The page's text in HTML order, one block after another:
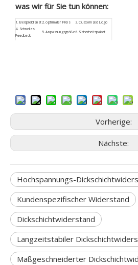
was wir für Sie tun können:
1. Beispieldienst 2. optimaler Preis 3.Customized Logo
4. Schnelles
Feedback
5. Anpassungsgröße6. Sicherheitspaket
Vorherige:
Nächste:
Hochspannungs-
Kundenspezifischer Widerstand
Dickschichtwiderstand
Langzeitstabiler
Maßgeschneiderter